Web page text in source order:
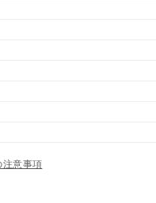
注意事項